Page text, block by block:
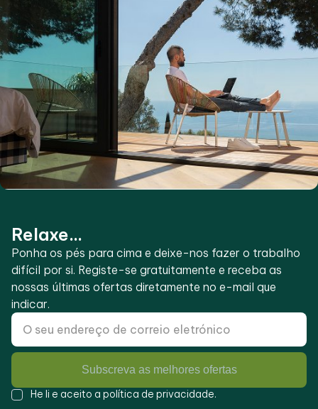
Relaxe...
Ponha os pés para cima e deixe-nos fazer o trabalho
difícil por si. Registe-se gratuitamente e receba as
nossas últimas ofertas diretamente no e-mail que
indicar.
Subscreva as melhores ofertas
He li e aceito a política de privacidade.